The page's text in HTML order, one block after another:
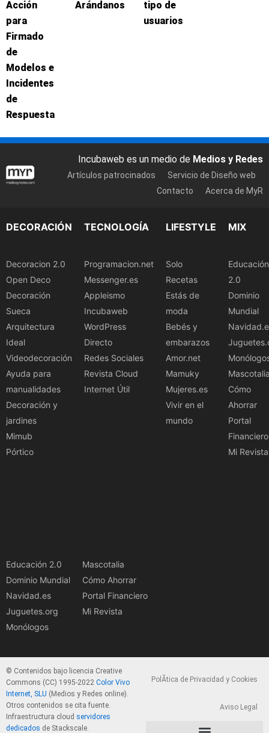
Acción
para
Firmado
de
Modelos e
Incidentes
de
Respuesta
Arándanos
tipo de
usuarios
Incubaweb es un medio de Medios y Redes
Artículos patrocinados
Servicio de Diseño web
Contacto
Acerca de MyR
DECORACIÓN
Decoracion 2.0
Open Deco
Decoración
Sueca
Arquitectura
Ideal
Videodecoración
Ayuda para
manualidades
Decoración y
jardines
Mimub
Pórtico
TECNOLOGÍA
Programacion.net
Messenger.es
Appleismo
Incubaweb
WordPress
Directo
Redes Sociales
Revista Cloud
Internet Útil
LIFESTYLE
Solo
Recetas
Estás de
moda
Bebés y
embarazos
Amor.net
Mamuky
Mujeres.es
Vivir en el
mundo
MIX
Educación
2.0
Dominio
Mundial
Cómo
Ahorrar
Portal
Financiero
Mi Revista
Educación 2.0
Dominio Mundial
Navidad.es
Juguetes.org
Monólogos
Mascotalia
Cómo Ahorrar
Portal Financiero
Mi Revista
© Contenidos bajo licencia Creative
Commons (CC) 1995-2022 Color Vivo
Internet, SLU (Medios y Redes online).
Otros contenidos se cita fuente.
Infraestructura cloud servidores
dedicados de Stackscale.
PolÃ­tica de Privacidad y Cookies
Aviso Legal